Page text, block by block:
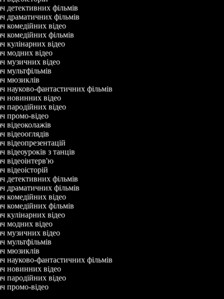
детективних фільмів
драматичних фільмів
комедійних відео
комедійних фільмів
кулінарних відео
модних відео
музичних відео
мультфільмів
мюзиклів
науково-фантастичних фільмів
новинних відео
пародійних відео
промо-відео
відеоколажів
відеооглядів
відеопрезентацій
відеоуроків з танців
відеоінтерв'ю
відеоісторій
детективних фільмів
драматичних фільмів
комедійних відео
комедійних фільмів
кулінарних відео
модних відео
музичних відео
мультфільмів
мюзиклів
науково-фантастичних фільмів
новинних відео
пародійних відео
промо-відео